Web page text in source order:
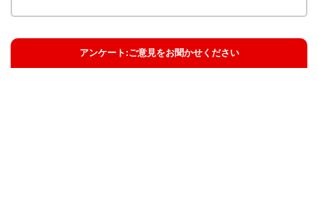
アンケート:ご意見をお聞かせください